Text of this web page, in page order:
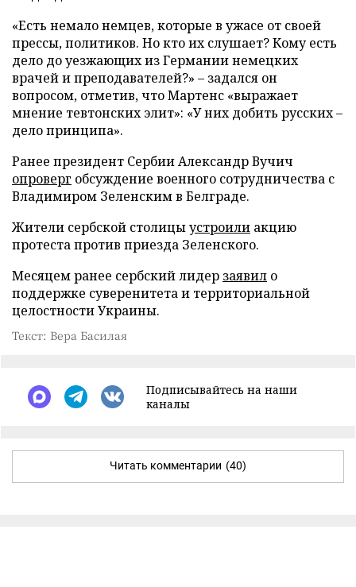
«Есть немало немцев, которые в ужасе от своей
прессы, политиков. Но кто их слушает? Кому есть
дело до уезжающих из Германии немецких
врачей и преподавателей?» – задался он
вопросом, отметив, что Мартенс «выражает
мнение тевтонских элит»: «У них добить русских –
дело принципа».
Ранее президент Сербии Александр Вучич
опроверг обсуждение военного сотрудничества с
Владимиром Зеленским в Белграде.
Жители сербской столицыустроили акцию
протеста против приезда Зеленского.
Месяцем ранее сербский лидер заявил о
поддержке суверенитета и территориальной
целостности Украины.
Текст: Вера Басилая
Подписывайтесь на наши
каналы
Читать комментарии (40)